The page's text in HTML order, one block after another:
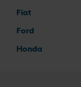
Fiat
Ford
Honda